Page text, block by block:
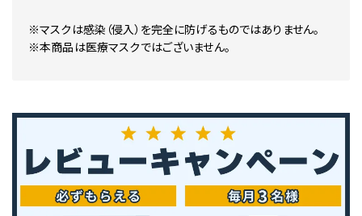
※マスクは感染（侵入）を完全に防げるものではありません。
※本商品は医療マスクではございません。